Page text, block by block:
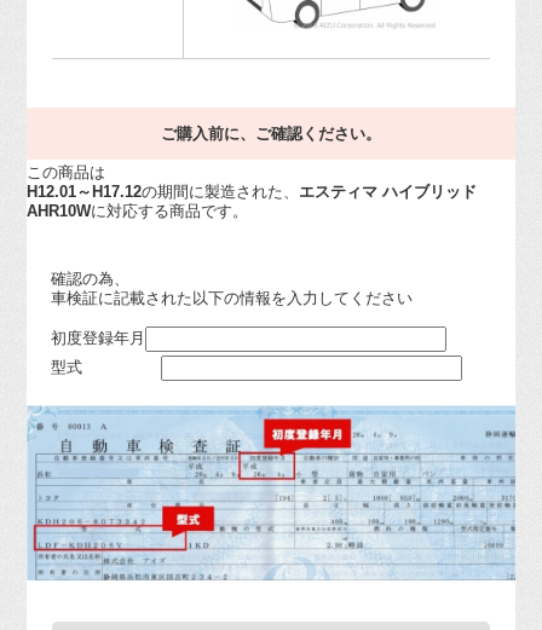
ご購入前に、ご確認ください。
この商品は
H12.01～H17.12の期間に製造された、 エスティマ ハイブリッド
AHR10Wに対応する商品です。
確認の為、
車検証に記載された以下の情報を入力してください
初度登録年月
型式